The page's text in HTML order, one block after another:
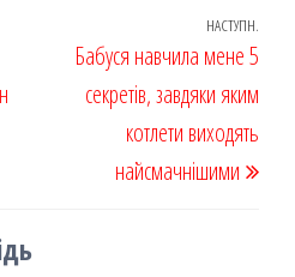
НАСТУПН.
Бабуся навчила мене 5
секретів, завдяки яким
котлети виходять
найсмачнішими